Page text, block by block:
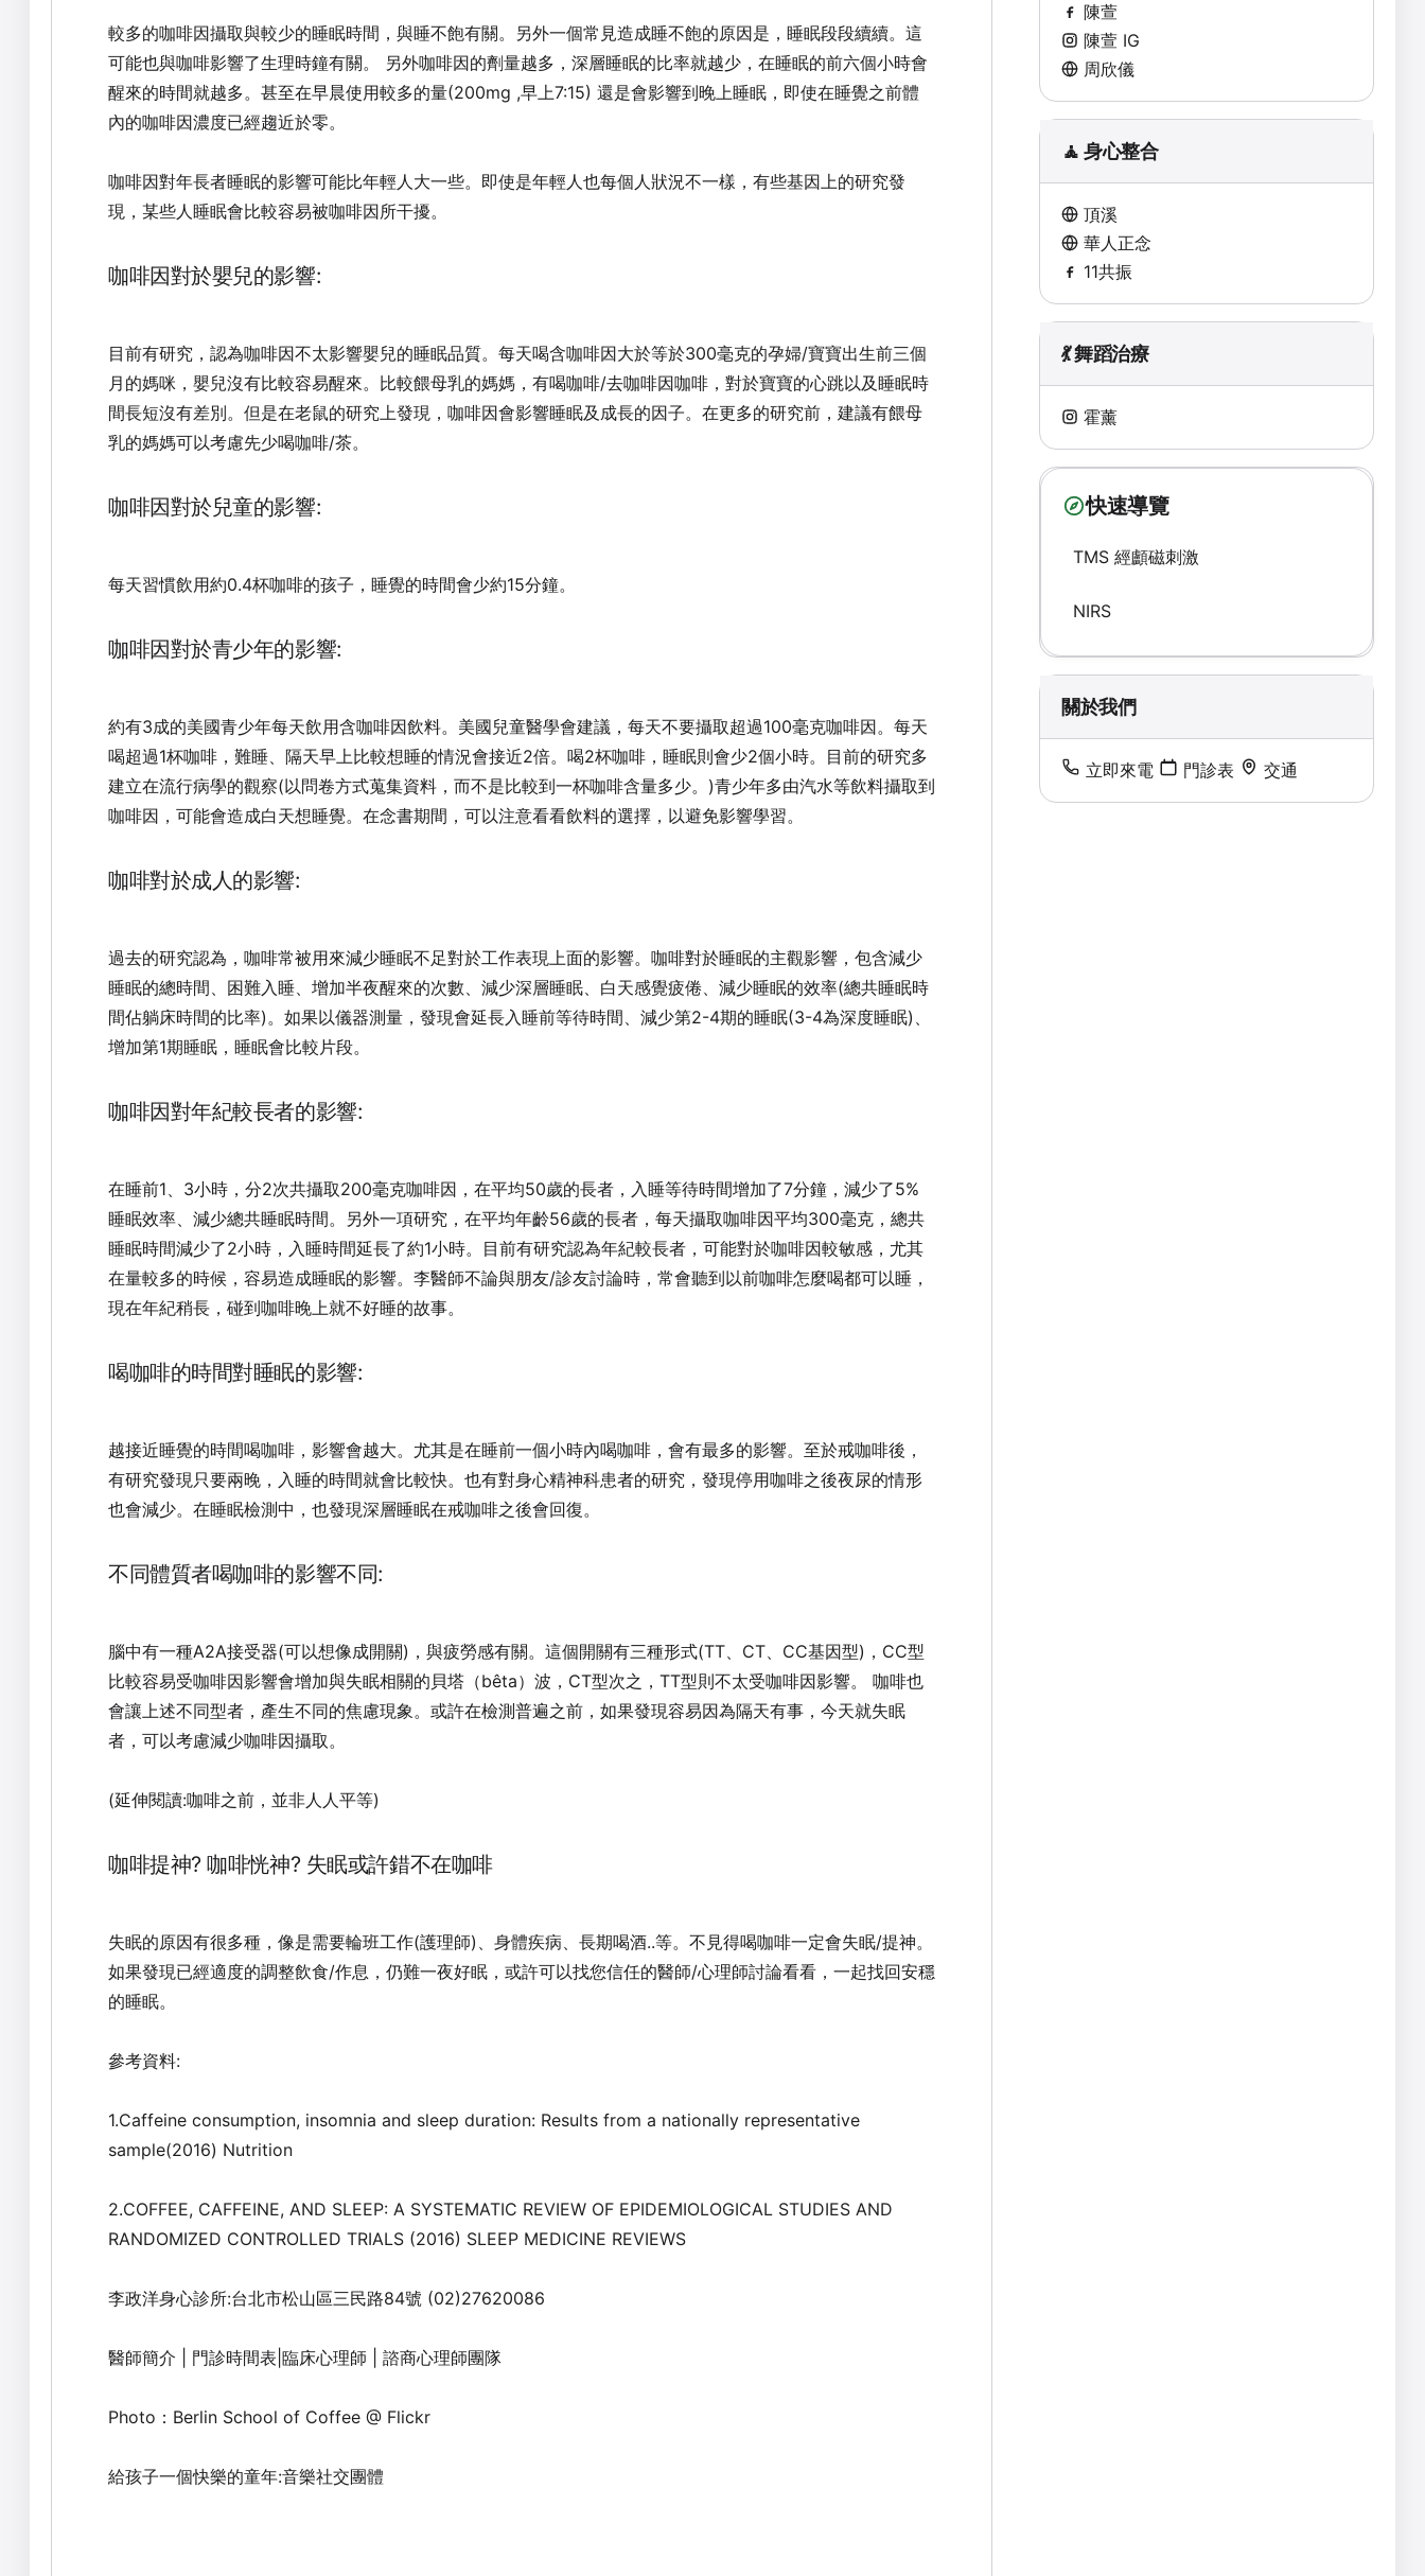
較多的咖啡因攝取與較少的睡眠時間，與睡不飽有關。另外一個常見造成睡不飽的原因是，睡眠段段續續。這
可能也與咖啡影響了生理時鐘有關。 另外咖啡因的劑量越多，深層睡眠的比率就越少，在睡眠的前六個小時會
醒來的時間就越多。甚至在早晨使用較多的量(200mg ,早上7:15) 還是會影響到晚上睡眠，即使在睡覺之前體
內的咖啡因濃度已經趨近於零。
咖啡因對年長者睡眠的影響可能比年輕人大一些。即使是年輕人也每個人狀況不一樣，有些基因上的研究發
現，某些人睡眠會比較容易被咖啡因所干擾。
咖啡因對於嬰兒的影響:
目前有研究，認為咖啡因不太影響嬰兒的睡眠品質。每天喝含咖啡因大於等於300毫克的孕婦/寶寶出生前三個
月的媽咪，嬰兒沒有比較容易醒來。比較餵母乳的媽媽，有喝咖啡/去咖啡因咖啡，對於寶寶的心跳以及睡眠時
間長短沒有差別。但是在老鼠的研究上發現，咖啡因會影響睡眠及成長的因子。在更多的研究前，建議有餵母
乳的媽媽可以考慮先少喝咖啡/茶。
咖啡因對於兒童的影響:
每天習慣飲用約0.4杯咖啡的孩子，睡覺的時間會少約15分鐘。
咖啡因對於青少年的影響:
約有3成的美國青少年每天飲用含咖啡因飲料。美國兒童醫學會建議，每天不要攝取超過100毫克咖啡因。每天
喝超過1杯咖啡，難睡、隔天早上比較想睡的情況會接近2倍。喝2杯咖啡，睡眠則會少2個小時。目前的研究多
建立在流行病學的觀察(以問卷方式蒐集資料，而不是比較到一杯咖啡含量多少。)青少年多由汽水等飲料攝取到
咖啡因，可能會造成白天想睡覺。在念書期間，可以注意看看飲料的選擇，以避免影響學習。
咖啡對於成人的影響:
過去的研究認為，咖啡常被用來減少睡眠不足對於工作表現上面的影響。咖啡對於睡眠的主觀影響，包含減少
睡眠的總時間、困難入睡、增加半夜醒來的次數、減少深層睡眠、白天感覺疲倦、減少睡眠的效率(總共睡眠時
間佔躺床時間的比率)。如果以儀器測量，發現會延長入睡前等待時間、減少第2-4期的睡眠(3-4為深度睡眠)、
增加第1期睡眠，睡眠會比較片段。
咖啡因對年紀較長者的影響:
在睡前1、3小時，分2次共攝取200毫克咖啡因，在平均50歲的長者，入睡等待時間增加了7分鐘，減少了5%
睡眠效率、減少總共睡眠時間。另外一項研究，在平均年齡56歲的長者，每天攝取咖啡因平均300毫克，總共
睡眠時間減少了2小時，入睡時間延長了約1小時。目前有研究認為年紀較長者，可能對於咖啡因較敏感，尤其
在量較多的時候，容易造成睡眠的影響。李醫師不論與朋友/診友討論時，常會聽到以前咖啡怎麼喝都可以睡，
現在年紀稍長，碰到咖啡晚上就不好睡的故事。
喝咖啡的時間對睡眠的影響:
越接近睡覺的時間喝咖啡，影響會越大。尤其是在睡前一個小時內喝咖啡，會有最多的影響。至於戒咖啡後，
有研究發現只要兩晚，入睡的時間就會比較快。也有對身心精神科患者的研究，發現停用咖啡之後夜尿的情形
也會減少。在睡眠檢測中，也發現深層睡眠在戒咖啡之後會回復。
不同體質者喝咖啡的影響不同:
腦中有一種A2A接受器(可以想像成開關)，與疲勞感有關。這個開關有三種形式(TT、CT、CC基因型)，CC型
比較容易受咖啡因影響會增加與失眠相關的貝塔（bêta）波，CT型次之，TT型則不太受咖啡因影響。 咖啡也
會讓上述不同型者，產生不同的焦慮現象。或許在檢測普遍之前，如果發現容易因為隔天有事，今天就失眠
者，可以考慮減少咖啡因攝取。
(延伸閱讀:咖啡之前，並非人人平等)
咖啡提神? 咖啡恍神? 失眠或許錯不在咖啡
失眠的原因有很多種，像是需要輪班工作(護理師)、身體疾病、長期喝酒..等。不見得喝咖啡一定會失眠/提神。
如果發現已經適度的調整飲食/作息，仍難一夜好眠，或許可以找您信任的醫師/心理師討論看看，一起找回安穩
的睡眠。
參考資料:
1.Caffeine consumption, insomnia and sleep duration: Results from a nationally representative
sample(2016) Nutrition
2.COFFEE, CAFFEINE, AND SLEEP: A SYSTEMATIC REVIEW OF EPIDEMIOLOGICAL STUDIES AND
RANDOMIZED CONTROLLED TRIALS (2016) SLEEP MEDICINE REVIEWS
李政洋身心診所:台北市松山區三民路84號 (02)27620086
醫師簡介 門診時間表 臨床心理師 諮商心理師團隊
Photo：Berlin School of Coffee @ Flickr
給孩子一個快樂的童年:音樂社交團體
陳萱
陳萱 IG
周欣儀
🧘 身心整合
頂溪
華人正念
11共振
💃 舞蹈治療
霍薰
快速導覽
TMS 經顱磁刺激
NIRS
關於我們
立即來電 門診表 交通